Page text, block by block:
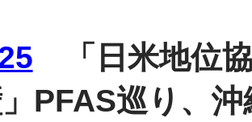
「日米地位
PFAS巡り、